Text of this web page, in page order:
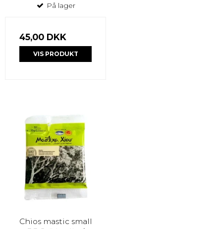
På lager
45,00 DKK
VIS PRODUKT
Chios mastic small